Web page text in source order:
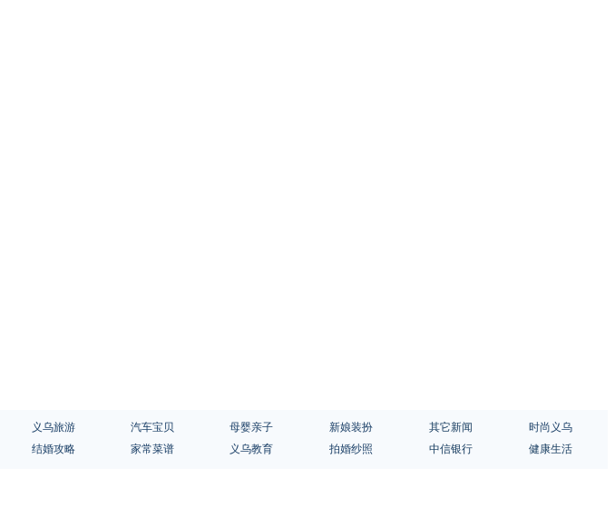
义乌旅游 汽车宝贝 母婴亲子 新娘装扮 其它新闻
时尚义乌
结婚攻略 家常菜谱 义乌教育 拍婚纱照 中信银行 健康生活